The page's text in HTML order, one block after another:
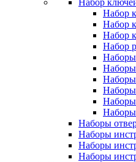
Набор
Набор
Набор
Набор
Набор
Наборы
Наборы
Наборы
Наборы